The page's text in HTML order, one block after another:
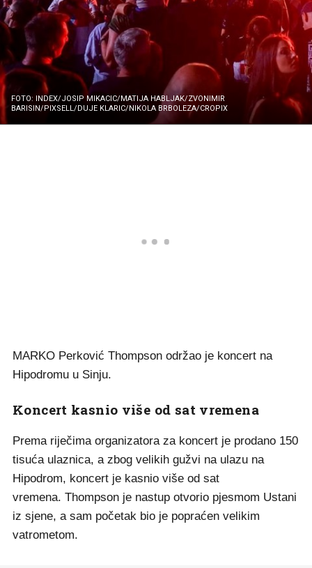
FOTO: INDEX/JOSIP MIKACIC/MATIJA HABLJAK/ZVONIMIR
BARISIN/PIXSELL/DUJE KLARIC/NIKOLA BRBOLEZA/CROPIX
MARKO Perković Thompson održao je koncert na
Hipodromu u Sinju.
Koncert kasnio više od sat vremena
Prema riječima organizatora za koncert je prodano 150
tisuća ulaznica, a zbog velikih gužvi na ulazu na
Hipodrom, koncert je kasnio više od sat
vremena. Thompson je nastup otvorio pjesmom Ustani
iz sjene, a sam početak bio je popraćen velikim
vatrometom.